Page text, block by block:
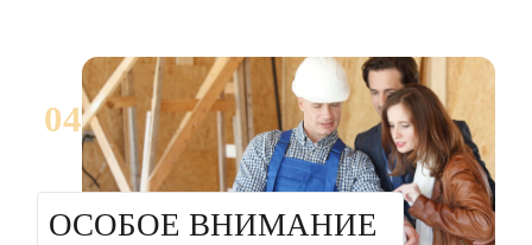
04
ОСОБОЕ ВНИМАНИЕ